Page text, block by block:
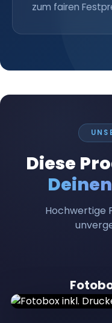
zum fairen
Diese
Hochwertige